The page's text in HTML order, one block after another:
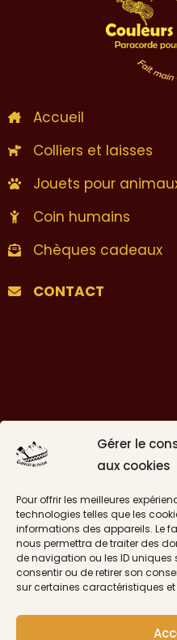
Gérer le
aux cookies
Pour offrir les meilleures
technologies telles que les
informations des appareils. Le
nous permettra de traiter des
de navigation ou les ID uniques
consentir ou de retirer son
sur certaines caractéristiques
Accueil
Colliers et laisses
Jouets pour
Coin humains
Chèques cadeaux
CONTACT
Suivre